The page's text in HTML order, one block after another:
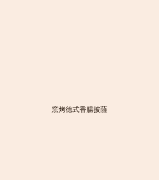
窯烤德式香腸披薩